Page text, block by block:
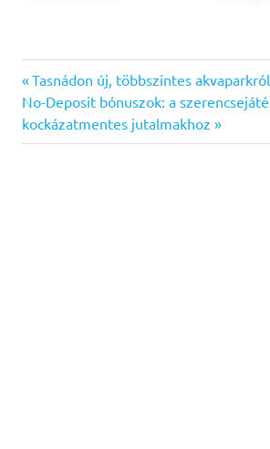
Bejegyzés
navigáció
Previous
Post:
Tasnádon új, többszintes
Next
Post:
No-Deposit bónuszok: a
kockázatmentes jutalmakhoz